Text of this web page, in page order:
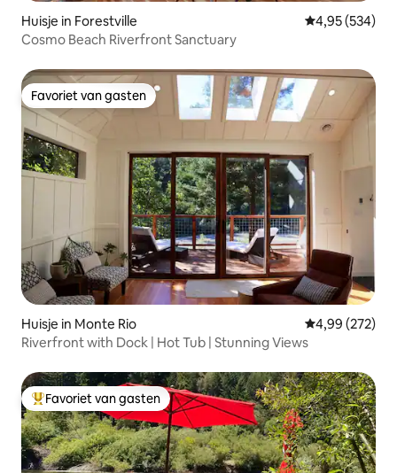
Huisje in Forestville Gemiddelde
4,95 (534)
Cosmo Beach Riverfront Sanctuary
Favoriet van gasten
Favoriet van gasten
Huisje in Monte Rio Gemiddelde
4,99 (272)
Riverfront with Dock | Hot Tub | Stunning Views
Topfavoriet van gasten
Favoriet van gasten